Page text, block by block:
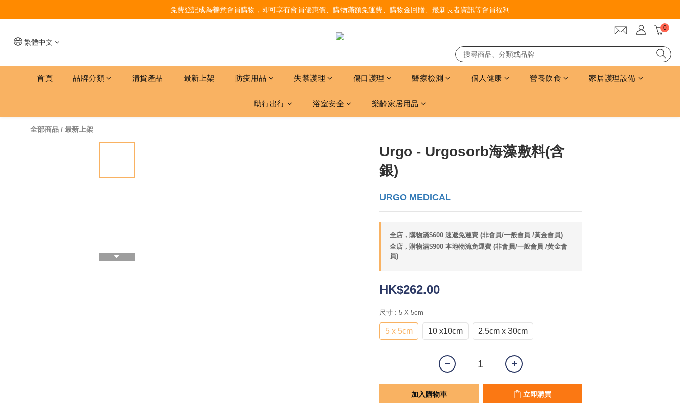
免費登記成為善意會員購物，即可享有會員優惠價、購物滿額免運費、購物金回贈、最新長者資訊等會員福利
繁體中文
首頁 品牌分類 清貨產品 最新上架 防疫用品 失禁護理 傷口護理 醫療檢測 個人健康 營養飲食 家居護理設備
助行出行 浴室安全 樂齡家居用品
全部商品 / 最新上架
Urgo - Urgosorb海藻敷料(含
銀)
URGO MEDICAL
全店，購物滿$600 速遞免運費 (非會員/一般會員 /黃金會員)
全店，購物滿$900 本地物流免運費 (非會員/一般會員 /黃金會
員)
HK$262.00
尺寸 : 5 X 5cm
5 x 5cm 10 x10cm 2.5cm x 30cm
加入購物車 立即購買